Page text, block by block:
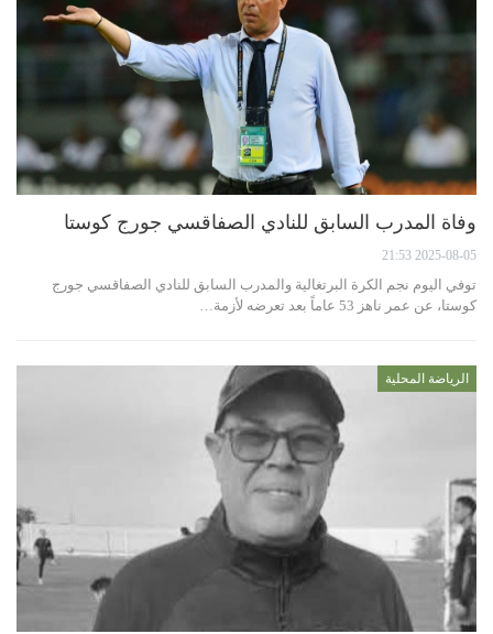
وفاة المدرب السابق للنادي الصفاقسي جورج كوستا
2025-08-05 21:53
توفي اليوم نجم الكرة البرتغالية والمدرب السابق للنادي الصفاقسي جورج
كوستا، عن عمر ناهز 53 عاماً بعد تعرضه لأزمة…
الرياضة المحلية